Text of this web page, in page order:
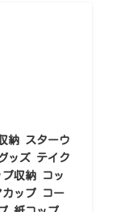
納 スターウ
ッズ テイク
収納 コッ
ップ コー